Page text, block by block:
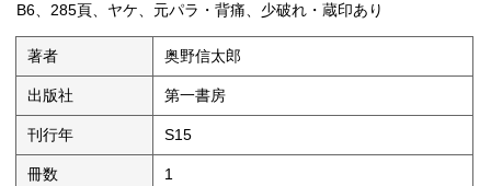
B6、285頁、ヤケ、元パラ・背痛、少破れ・蔵印あり
著者 奥野信太郎
出版社 第一書房
刊行年 S15
冊数 1